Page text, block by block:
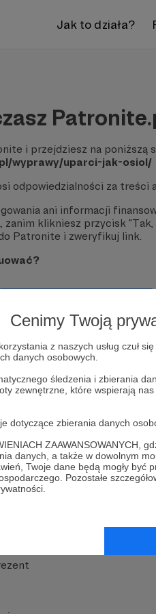
Cenimy Twoją
z naszych usług czuł
danych osobowych.
śledzenia i zbierania
zewnętrzne, które wspierają
zbierania danych
ZAAWANSOWANYCH,
danych, a także w dowolnym
Twoje dane będą mogły
Pozostałe
Jak to działa?
i przejdziesz na poniższą
wyprawy/uparci-jak-osiol/
odpowiedzialności za treści
ani informacji
zanim klikniesz przycisk
Patronite i zweryfikuj link.
MCN
Suppi.pl